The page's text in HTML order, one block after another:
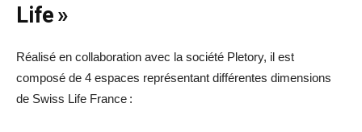
Life »
Réalisé en collaboration avec la société Pletory, il est
composé de 4 espaces représentant différentes dimensions
de Swiss Life France :